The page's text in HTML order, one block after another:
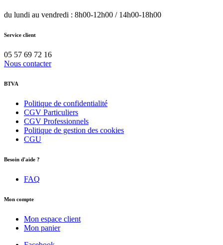
du lundi au vendredi : 8h00-12h00 / 14h00-18h00
Service client
05 57 69 72 16
Nous contacter
BTVA
Politique de confidentialité
CGV Particuliers
CGV Professionnels
Politique de gestion des cookies
CGU
Besoin d'aide ?
FAQ
Mon compte
Mon espace client
Mon panier